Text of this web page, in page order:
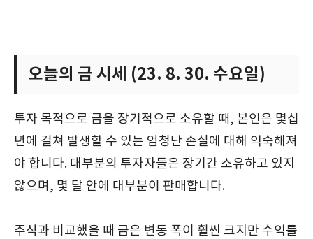
오늘의 금 시세 (23. 8. 30. 수요일)
투자 목적으로 금을 장기적으로 소유할 때, 본인은 몇십
년에 걸쳐 발생할 수 있는 엄청난 손실에 대해 익숙해져
야 합니다. 대부분의 투자자들은 장기간 소유하고 있지
않으며, 몇 달 안에 대부분이 판매합니다.
주식과 비교했을 때 금은 변동 폭이 훨씬 크지만 수익률